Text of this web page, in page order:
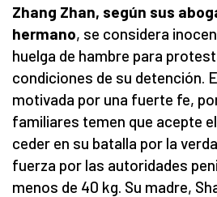
Zhang Zhan, según sus
hermano, se considera
huelga de hambre para
condiciones de su detención.
motivada por una fuerte fe,
familiares temen que acepte
ceder en su batalla por la
fuerza por las autoridades
menos de 40 kg. Su madre,